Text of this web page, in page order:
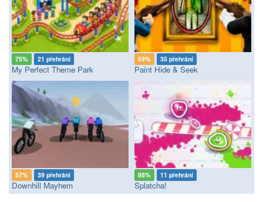
75% 21 přehrání
My Perfect Theme Park
69% 35 přehrání
Paint Hide & Seek
57% 39 přehrání
Downhill Mayhem
88% 11 přehrání
Splatcha!